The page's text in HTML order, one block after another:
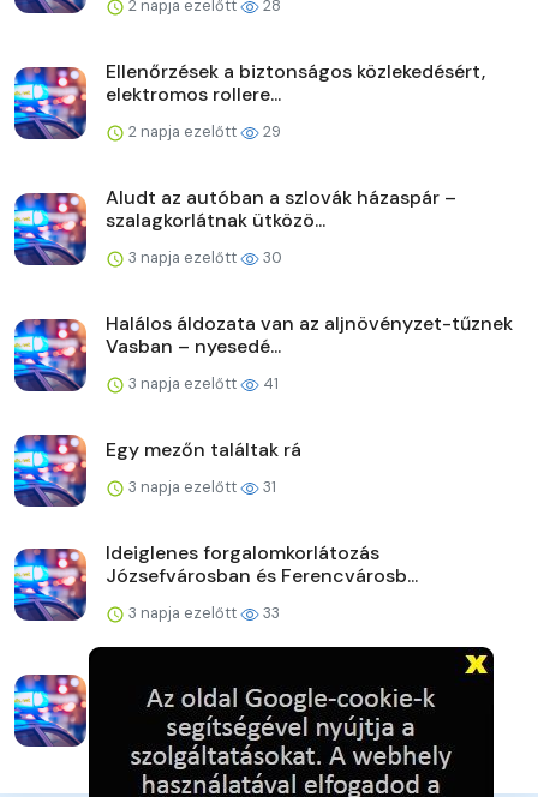
2 napja ezelőtt 28
Ellenőrzések a biztonságos közlekedésért,
elektromos rollere...
2 napja ezelőtt 29
Aludt az autóban a szlovák házaspár –
szalagkorlátnak ütközö...
3 napja ezelőtt 30
Halálos áldozata van az aljnövényzet-tűznek
Vasban – nyesedé...
3 napja ezelőtt 41
Egy mezőn találtak rá
3 napja ezelőtt 31
Ideiglenes forgalomkorlátozás
Józsefvárosban és Ferencvárosb...
3 napja ezelőtt 33
vármegyében is!
3 napja ezelőtt 35